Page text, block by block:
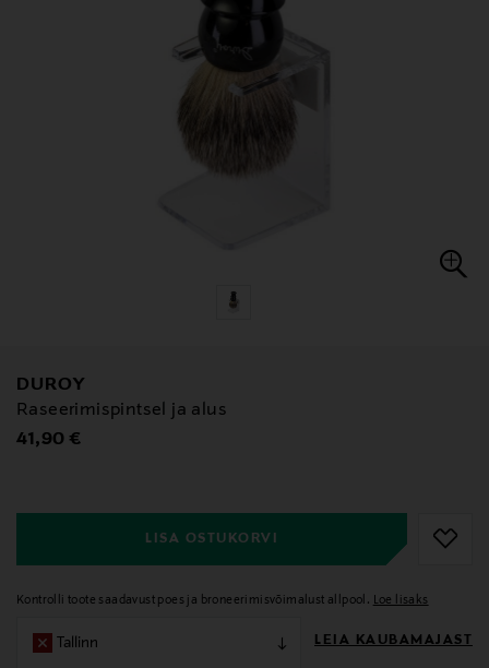
DUROY
Raseerimispintsel ja alus
Original Price
41,90 €
LISA OSTUKORVI
Kontrolli toote saadavust poes ja broneerimisvõimalust allpool. Loe lisaks
Tallinn LEIA KAUBAMAJAST